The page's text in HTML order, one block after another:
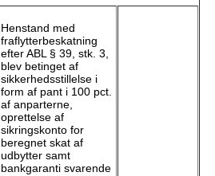
Henstand med
fraflytterbeskatning
efter ABL § 39, stk. 3,
blev betinget af
sikkerhedsstillelse i
form af pant i 100 pct.
af anparterne,
oprettelse af
sikringskonto for
beregnet skat af
udbytter samt
bankgaranti svarende